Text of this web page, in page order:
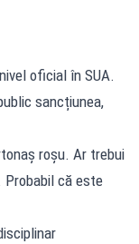
oficial în SUA.
sancțiunea,
roșu. Ar trebui
Probabil că este